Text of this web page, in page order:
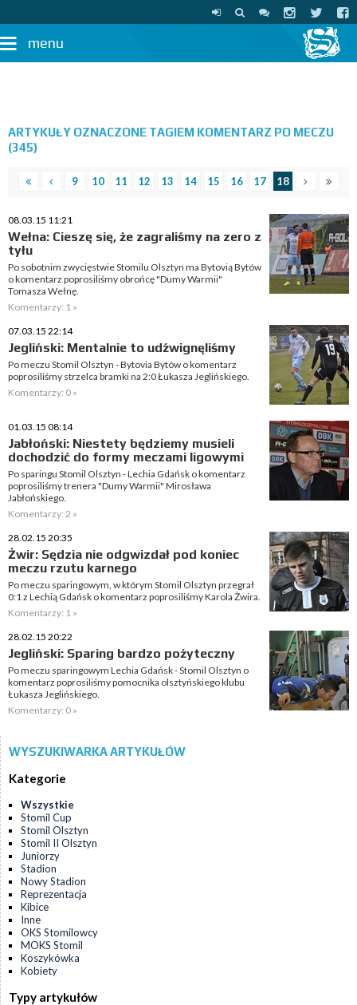
menu
ARTYKUŁY OZNACZONE TAGIEM KOMENTARZ PO MECZU
(345)
9 10 11 12 13 14 15 16 17 18
08.03.15 11:21
Wełna: Cieszę się, że zagraliśmy na zero z
tyłu
Po sobotnim zwycięstwie Stomilu Olsztyn ma Bytovią Bytów
o komentarz poprosiliśmy obrońcę "Dumy Warmii"
Tomasza Wełnę.
Komentarzy: 1 »
07.03.15 22:14
Jegliński: Mentalnie to udźwignęliśmy
Po meczu Stomil Olsztyn - Bytovia Bytów o komentarz
poprosiliśmy strzelca bramki na 2:0 Łukasza Jeglińskiego.
Komentarzy: 0 »
01.03.15 08:14
Jabłoński: Niestety będziemy musieli
dochodzić do formy meczami ligowymi
Po sparingu Stomil Olsztyn - Lechia Gdańsk o komentarz
poprosiliśmy trenera "Dumy Warmii" Mirosława
Jabłońskiego.
Komentarzy: 2 »
28.02.15 20:35
Żwir: Sędzia nie odgwizdał pod koniec
meczu rzutu karnego
Po meczu sparingowym, w którym Stomil Olsztyn przegrał
0:1 z Lechią Gdańsk o komentarz poprosiliśmy Karola Żwira.
Komentarzy: 1 »
28.02.15 20:22
Jegliński: Sparing bardzo pożyteczny
Po meczu sparingowym Lechia Gdańsk - Stomil Olsztyn o
komentarz poprosiliśmy pomocnika olsztyńskiego klubu
Łukasza Jeglińskiego.
Komentarzy: 0 »
WYSZUKIWARKA ARTYKUŁÓW
Kategorie
Wszystkie
Stomil Cup
Stomil Olsztyn
Stomil II Olsztyn
Juniorzy
Stadion
Nowy Stadion
Reprezentacja
Kibice
Inne
OKS Stomilowcy
MOKS Stomil
Koszykówka
Kobiety
Typy artykułów